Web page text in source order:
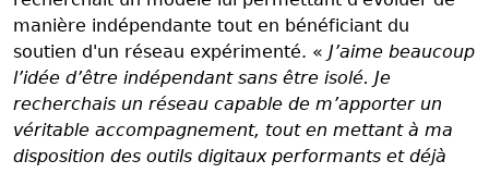
manière indépendante tout en bénéficiant du
soutien d'un réseau expérimenté. « J’aime beaucoup
l’idée d’être indépendant sans être isolé. Je
recherchais un réseau capable de m’apporter un
véritable accompagnement, tout en mettant à ma
disposition des outils digitaux performants et déjà